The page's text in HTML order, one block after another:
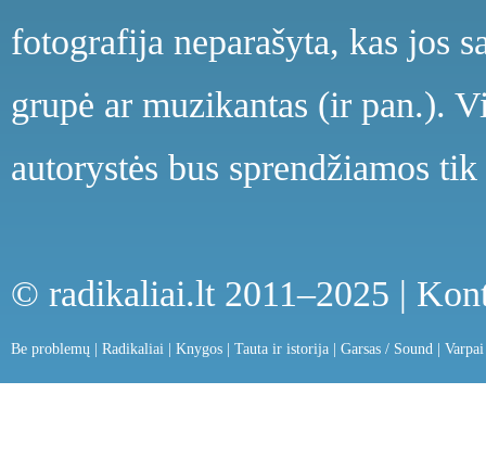
fotografija neparašyta, kas jos
grupė ar muzikantas (ir pan.).
autorystės bus sprendžiamos
© radikaliai.lt 2011–2025 |
Be problemų Radikaliai Knygos Tauta ir istorija Garsas / Sound Varpai